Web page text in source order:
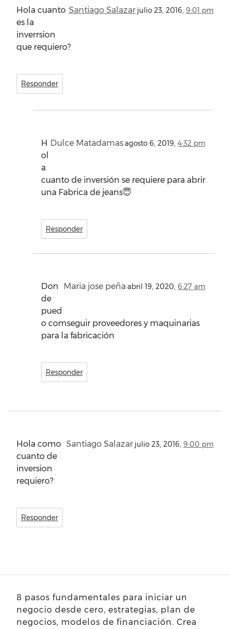
Santiago Salazar julio 23, 2016, 9:01 pm
Hola cuanto
es la
inverrsion
que requiero?
Responder
Dulce Matadamasagosto 6, 2019, 4:32 pm
H
ol
a
cuanto de inversión se requiere para abrir
una Fabrica de jeans😇
Responder
Maria jose peña abril 19, 2020, 6:27 am
Don
de
pued
o comseguir proveedores y maquinarias
para la fabricación
Responder
Santiago Salazar julio 23, 2016, 9:00 pm
Hola como
cuanto de
inversion
requiero?
Responder
8 pasos fundamentales para iniciar un
negocio desde cero, estrategias, plan de
negocios, modelos de financiación. Crea